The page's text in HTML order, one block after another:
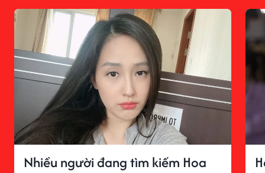
Nhiều người đang tìm kiếm Hoa